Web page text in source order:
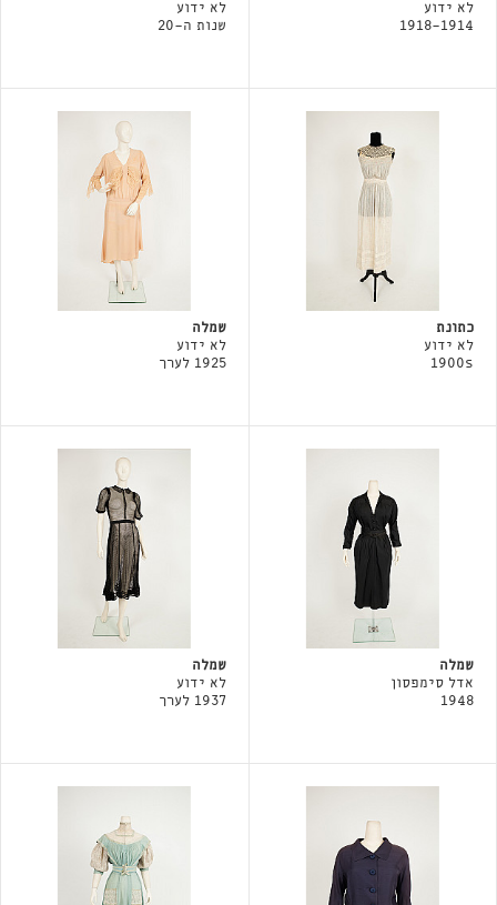
לא ידוע
1918-1914
לא ידוע
שנות ה-20
כתונת
לא ידוע
1900s
שמלה
לא ידוע
1925 לערך
שמלה
אדל סימפסון
1948
שמלה
לא ידוע
1937 לערך